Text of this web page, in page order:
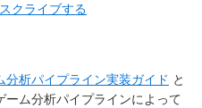
クライブする
分析パイプライン実装ガイド と
ーム分析パイプラインによって